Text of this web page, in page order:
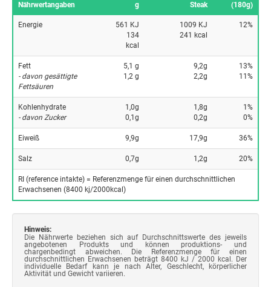
Nährwertangaben
g
Steak
(180g)
Energie
561 KJ
134
kcal
1009 KJ
241 kcal
12%
Fett
- davon gesättigte
Fettsäuren
5,1 g
1,2 g
9,2g
2,2g
13%
11%
Kohlenhydrate
- davon Zucker
1,0g
0,1g
1,8g
0,2g
1%
0%
Eiweiß 9,9g 17,9g 36%
Salz 0,7g 1,2g 20%
RI (reference intakte) = Referenzmenge für einen durchschnittlichen
Erwachsenen (8400 kj/2000kcal)
Hinweis:
Die Nährwerte beziehen sich auf Durchschnittswerte des jeweils
angebotenen Produkts und können produktions- und
chargenbedingt abweichen. Die Referenzmenge für einen
durchschnittlichen Erwachsenen beträgt 8400 kJ / 2000 kcal. Der
individuelle Bedarf kann je nach Alter, Geschlecht, körperlicher
Aktivität und Gewicht variieren.